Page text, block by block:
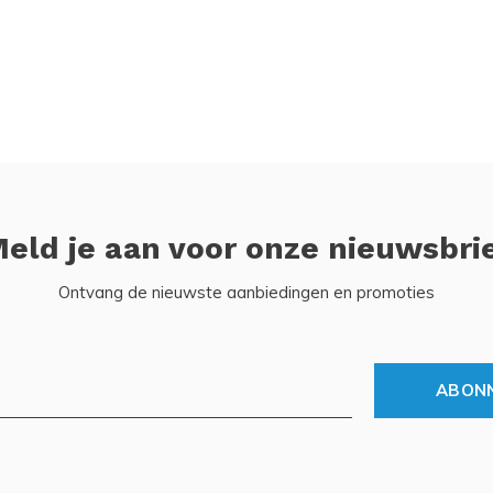
je aan voor onze
Ontvang de nieuwste aanbiedingen en promoties